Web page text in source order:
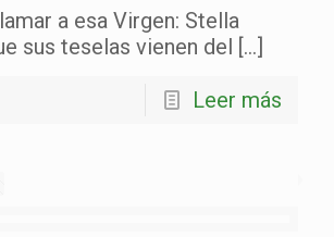
a esa Virgen: Stella
sus teselas vienen del […]
Leer más